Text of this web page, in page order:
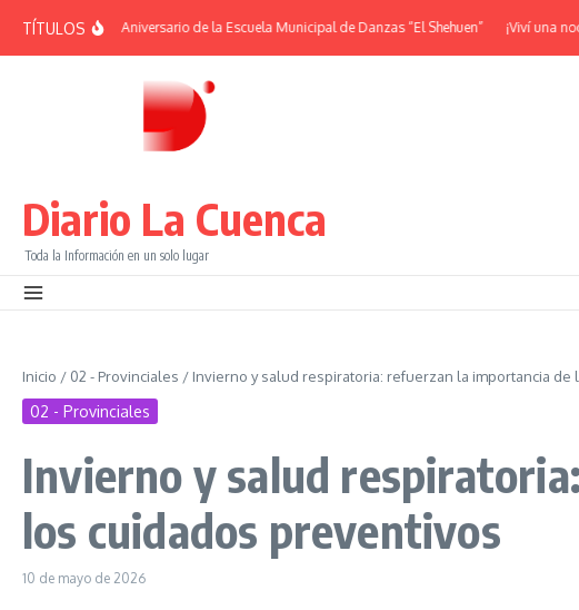
TÍTULOS| 38° Aniversario de la Escuela Municipal de Danzas “El Shehuen” ¡Viví una noche
Diario La Cuenca
Toda la Información en un solo lugar
Inicio / 02 - Provinciales / Invierno y salud respiratoria: refuerzan la importancia
02 - Provinciales
Invierno y salud
los cuidados preventivos
10 de mayo de 2026